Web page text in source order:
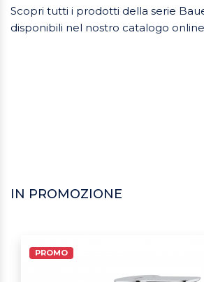
Scopri tutti i prodotti della serie
disponibili nel nostro catalogo
IN PROMOZIONE
PROMO